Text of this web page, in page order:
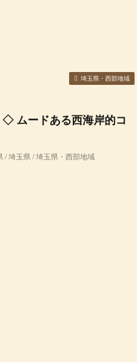
ムードある西海岸的コ
/ 埼玉県 / 埼玉県・西部地域
埼玉県・西部地域